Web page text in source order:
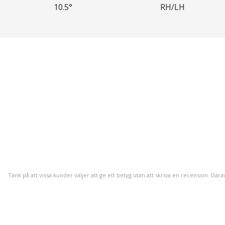
10.5°
RH/LH
Tänk på att vissa kunder väljer att ge ett betyg utan att skriva en recension.